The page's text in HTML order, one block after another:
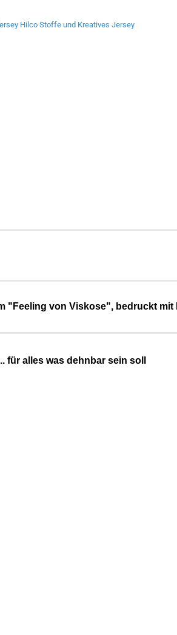
"Feeling von Viskose", bedruckt mit
für alles was dehnbar sein soll